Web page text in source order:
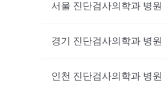
서울 진단검사의학과 병원
경기 진단검사의학과 병원
인천 진단검사의학과 병원